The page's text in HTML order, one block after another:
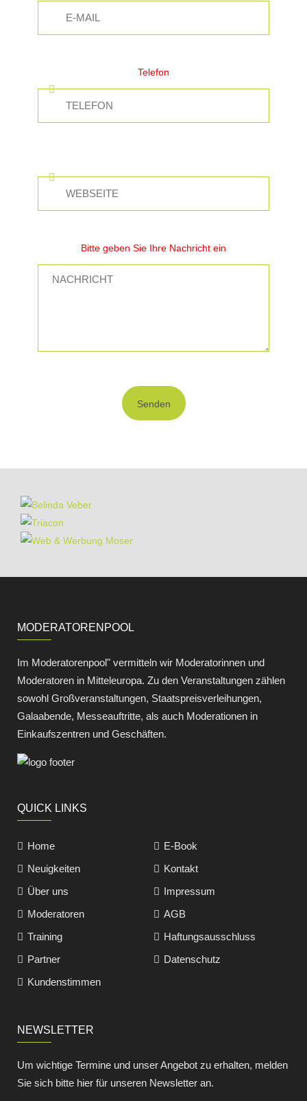
Telefon
Bitte geben Sie Ihre Nachricht ein
MODERATORENPOOL
Im Moderatorenpool" vermitteln wir Moderatorinnen und
Moderatoren in Mitteleuropa. Zu den Veranstaltungen zählen
sowohl Großveranstaltungen, Staatspreisverleihungen,
Galaabende, Messeauftritte, als auch Moderationen in
Einkaufszentren und Geschäften.
QUICK LINKS
Home
E-Book
Neuigkeiten
Kontakt
Über uns
Impressum
Moderatoren
AGB
Training
Haftungsausschluss
Partner
Datenschutz
Kundenstimmen
NEWSLETTER
Um wichtige Termine und unser Angebot zu erhalten, melden
Sie sich bitte hier für unseren Newsletter an.